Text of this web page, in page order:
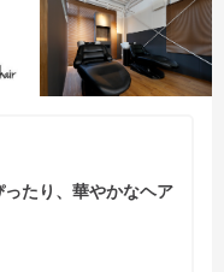
たり、華やかなヘア